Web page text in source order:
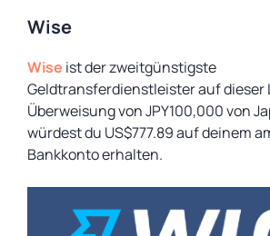
Wise
Wise ist der zweitgünstigste
Geldtransferdienstleister auf dieser
Überweisung von JPY100,000 von
würdest du US$777.89 auf deinem
Bankkonto erhalten.